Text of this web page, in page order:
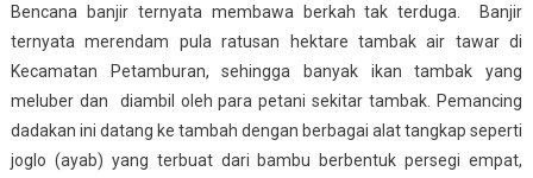
Bencana banjir ternyata membawa berkah tak terduga. Banjir
ternyata merendam pula ratusan hektare tambak air tawar di
Kecamatan Petamburan, sehingga banyak ikan tambak yang
meluber dan diambil oleh para petani sekitar tambak. Pemancing
dadakan ini datang ke tambah dengan berbagai alat tangkap seperti
joglo (ayab) yang terbuat dari bambu berbentuk persegi empat,